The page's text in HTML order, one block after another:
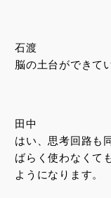
石渡
脳の土台ができて
田中
はい、思考回路も
ばらく使わなくて
ようになります。